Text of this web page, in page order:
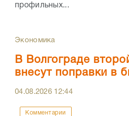
профильных...
Экономика
В Волгограде
внесут поправки в
04.08.2026 12:44
Комментарии